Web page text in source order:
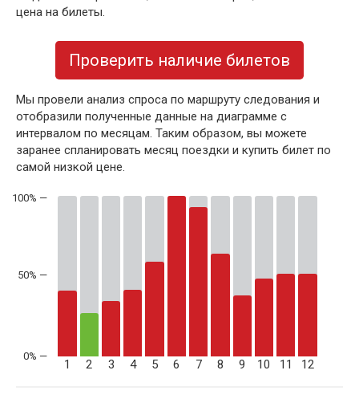
цена на билеты.
Проверить наличие билетов
Мы провели анализ спроса по маршруту следования и
отобразили полученные данные на диаграмме с
интервалом по месяцам. Таким образом, вы можете
заранее спланировать месяц поездки и купить билет по
самой низкой цене.
50% —
1 2 3 4 5 6 7 8 9 10 11 12